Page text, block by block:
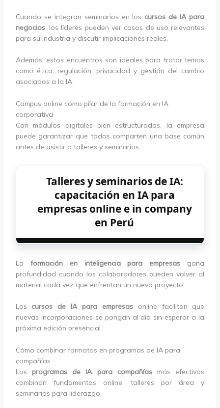
Cuando se integran seminarios en los cursos de IA para
negocios, los líderes pueden ver casos de uso relevantes
para su industria y discutir implicaciones reales.
Además, estos encuentros son ideales para tratar temas
como ética, regulación, privacidad y gestión del cambio
asociados a la IA.
Campus online como pilar de la formación en IA
corporativa
Con módulos digitales bien estructurados, la empresa
puede garantizar que todos comparten una base común
antes de asistir a talleres y seminarios.
Talleres y seminarios de IA:
capacitación en IA para
empresas online e in company
en Perú
La formación en inteligencia para empresas gana
profundidad cuando los colaboradores pueden volver al
material cada vez que enfrentan un nuevo proyecto.
Los cursos de IA para empresasonline facilitan que
nuevas incorporaciones se pongan al día sin esperar a la
próxima edición presencial.
Cómo combinar formatos en programas de IA para
compañías
Los programas de IA para compañíasmás efectivos
combinan fundamentos online, talleres por área y
seminarios para liderazgo.